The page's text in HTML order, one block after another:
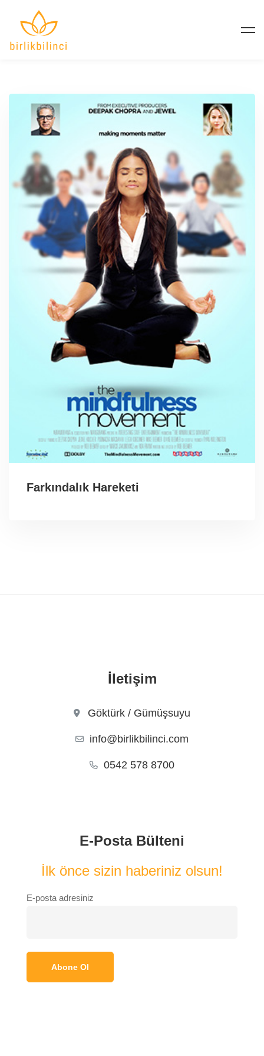
Farkındalık Hareketi
İletişim
Göktürk / Gümüşsuyu
info@birlikbilinci.com
0542 578 8700
E-Posta Bülteni
İlk önce sizin haberiniz olsun!
E-posta adresiniz